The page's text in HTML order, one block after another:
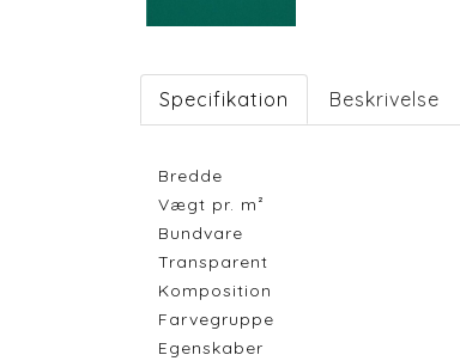
Specifikation Beskrivelse
Bredde
Vægt pr. m²
Bundvare
Transparent
Komposition
Farvegruppe
Egenskaber